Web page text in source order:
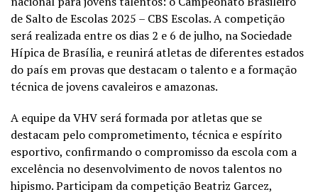
de Salto de Escolas 2025 – CBS Escolas. A competição
será realizada entre os dias 2 e 6 de julho, na Sociedade
Hípica de Brasília, e reunirá atletas de diferentes estados
do país em provas que destacam o talento e a formação
técnica de jovens cavaleiros e amazonas.
A equipe da VHV será formada por atletas que se
destacam pelo comprometimento, técnica e espírito
esportivo, confirmando o compromisso da escola com a
excelência no desenvolvimento de novos talentos no
hipismo. Participam da competição Beatriz Garcez,